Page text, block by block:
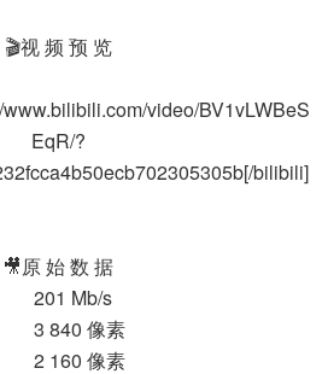
🎬视 频 预 览
video/BV1vLWBeS
EqR/?
bilibili]
🎥原 始 数 据
201 Mb/s
3 840 像素
2 160 像素